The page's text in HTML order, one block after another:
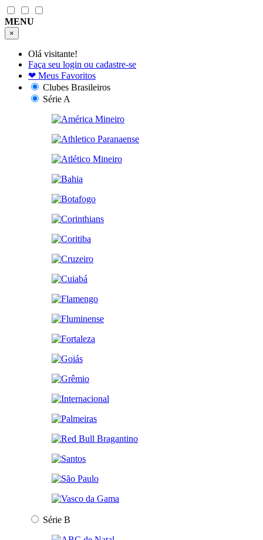
MENU
×
Olá visitante!
Faça seu login ou cadastre-se
❤ Meus Favoritos
Clubes Brasileiros
Série A
Série B